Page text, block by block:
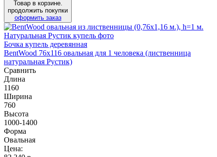
Товар в корзине.
продолжить покупки
оформить заказ
Бочка купель деревянная
BentWood 76х116 овальная для 1 человека (лиственница
натуральная Рустик)
Сравнить
Длина
1160
Ширина
760
Высота
1000-1400
Форма
Овальная
Цена: